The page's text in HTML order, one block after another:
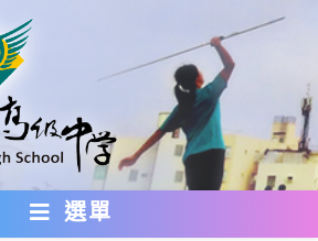
選單